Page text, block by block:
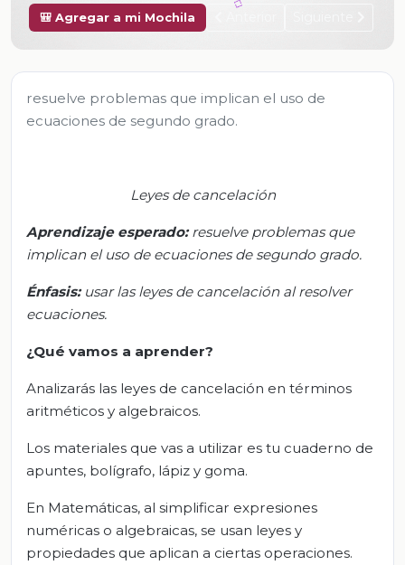
🎒 Agregar a mi Mochila
resuelve problemas que implican el uso de
ecuaciones de segundo grado.
Leyes de cancelación
Aprendizaje esperado: resuelve problemas que
implican el uso de ecuaciones de segundo grado.
Énfasis: usar las leyes de cancelación al resolver
ecuaciones.
¿Qué vamos a aprender?
Analizarás las leyes de cancelación en términos
aritméticos y algebraicos.
Los materiales que vas a utilizar es tu cuaderno de
apuntes, bolígrafo, lápiz y goma.
En Matemáticas, al simplificar expresiones
numéricas o algebraicas, se usan leyes y
propiedades que aplican a ciertas operaciones.